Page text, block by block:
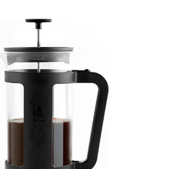
TOEVOEGEN AAN
WINKELWAGEN